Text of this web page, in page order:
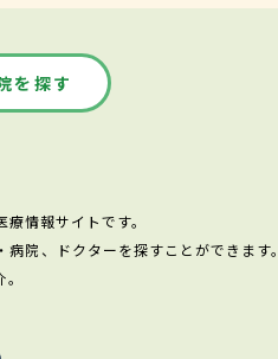
を探す
情報サイトです。
院、ドクターを探すことができます。